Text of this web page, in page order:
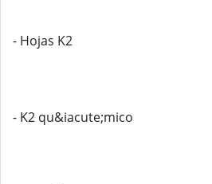
- Hojas K2
- K2 qu&iacute;mico